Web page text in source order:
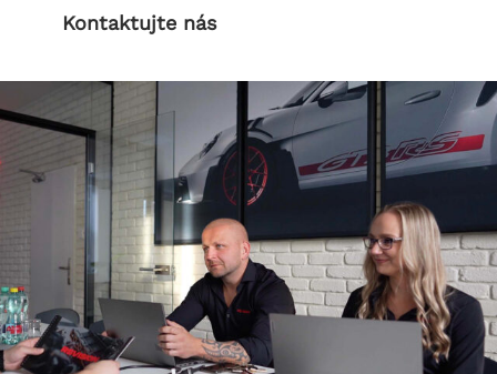
Kontaktujte nás